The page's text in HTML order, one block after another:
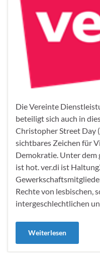
Die Vereinte
beteiligt sich auch in
Christopher Street Day
sichtbares Zeichen für
Demokratie. Unter
ist hot. ver.di ist
Rechte von lesbischen,
intergeschlechtlichen
Weiterlesen